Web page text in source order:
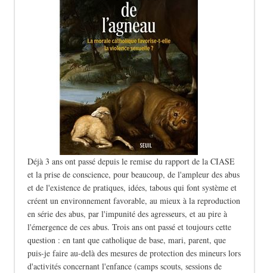
Déjà 3 ans ont passé depuis le remise du rapport de la CIASE
et la prise de conscience, pour beaucoup, de l'ampleur des abus
et de l'existence de pratiques, idées, tabous qui font système et
créent un environnement favorable, au mieux à la reproduction
en série des abus, par l'impunité des agresseurs, et au pire à
l'émergence de ces abus. Trois ans ont passé et toujours cette
question : en tant que catholique de base, mari, parent, que
puis-je faire au-delà des mesures de protection des mineurs lors
d'activités concernant l'enfance (camps scouts, sessions de